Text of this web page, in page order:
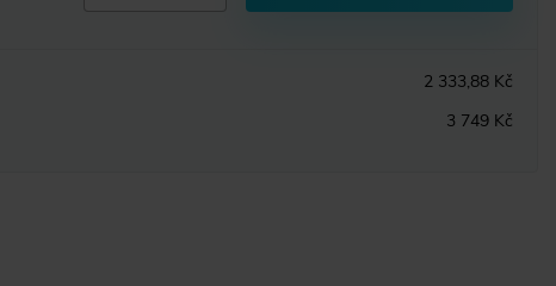
2 333,88 Kč
3 749 Kč